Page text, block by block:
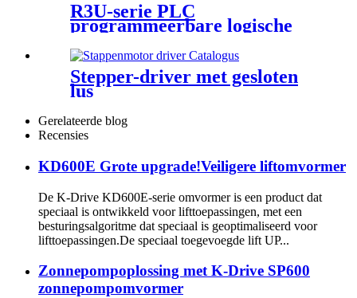
R3U-serie PLC
programmeerbare logische
Stepper-driver met gesloten
lus
Gerelateerde blog
Recensies
KD600E Grote upgrade!Veiligere liftomvormer
De K-Drive KD600E-serie omvormer is een product dat
speciaal is ontwikkeld voor lifttoepassingen, met een
besturingsalgoritme dat speciaal is geoptimaliseerd voor
lifttoepassingen.De speciaal toegevoegde lift UP...
Zonnepompoplossing met K-Drive SP600
zonnepompomvormer